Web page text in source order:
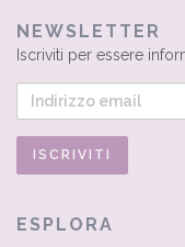
NEWSLETTER
Iscriviti per essere
ESPLORA